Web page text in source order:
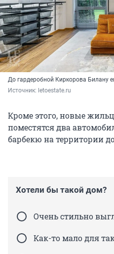
До гардеробной Киркорова Билану
Источник: letoestate.ru
Кроме этого, новые
поместятся два
барбекю на территории
Хотели бы такой дом?
Очень стильно
Как-то мало для